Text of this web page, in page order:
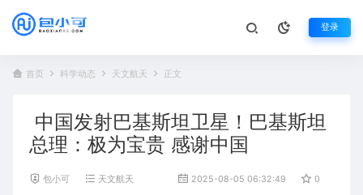
登录
首页 科学动态 天文航天 正文
中国发射巴基斯坦卫星！巴基斯坦
总理：极为宝贵 感谢中国
包小可 天文航天 2025-08-05 06:32:49 0